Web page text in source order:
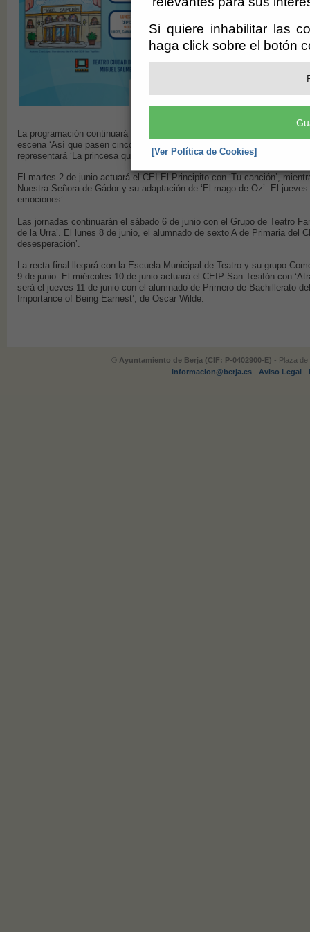
Si quiere inhabilitar las
haga click sobre el botón
[Ver Política de Cookies]
La programación continuará el sábado 30 de mayo con el grupo
escena ‘Así que pasen cinco años’. Ya en junio, el lunes 1, el
representará ‘La princesa que creía en cuentos de hadas’.
El martes 2 de junio actuará el CEI El Principito con ‘Tu canción’,
Nuestra Señora de Gádor y su adaptación de ‘El mago de Oz’. El
emociones’.
Las jornadas continuarán el sábado 6 de junio con el Grupo de Teatro
de la Urra’. El lunes 8 de junio, el alumnado de sexto A de Primaria del
desesperación’.
La recta final llegará con la Escuela Municipal de Teatro y su grupo
9 de junio. El miércoles 10 de junio actuará el CEIP San Tesifón con
será el jueves 11 de junio con el alumnado de Primero de Bachillerato
Importance of Being Earnest’, de Oscar Wilde.
© Ayuntamiento de Berja (CIF: P-0402900-E) - Plaza
informacion@berja.es - Aviso Legal -